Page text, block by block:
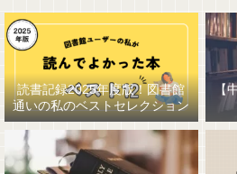
読書記録2025年度版！図書館
通いの私のベストセレクション
【